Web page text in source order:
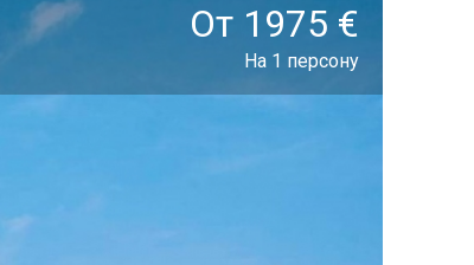
От 1975 €
На 1 персону